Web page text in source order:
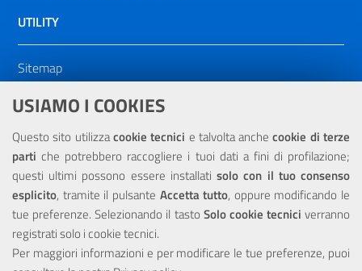
USIAMO I COOKIES
Questo sito utilizzacookie tecnici e talvolta anchecookie di terze
parti che potrebbero raccogliere i tuoi dati a fini di profilazione;
questi ultimi possono essere installatisolo con il tuo consenso
esplicito, tramite il pulsante Accetta tutto, oppure modificando le
tue preferenze. Selezionando il tasto Solo cookie tecnici verranno
registrati solo i cookie tecnici.
Per maggiori informazioni e per modificare le tue preferenze, puoi
UTILITY
Sitemap
Dichiarazione di accessibilità
NOTE LEGALI
Privacy
Portale realizzato con la partecipazione finanziaria dell'Unione